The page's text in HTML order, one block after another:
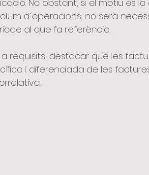
No obstant, si el motiu és
d´operacions, no serà
al que fa referència.
requisits, destacar que les
i diferenciada de les